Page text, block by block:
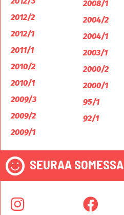
2012/2
2012/1
2011/1
2010/2
2010/1
2009/3
2009/2
2009/1
2008/1
2004/2
2004/1
2003/1
2000/2
2000/1
95/1
92/1
SEURAA SOMESSA